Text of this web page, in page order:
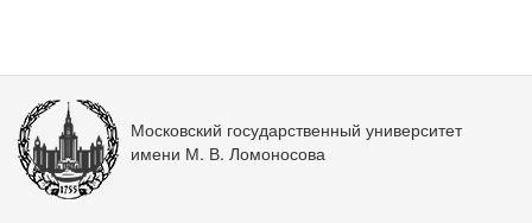
Московский государственный университет
имени М. В. Ломоносова